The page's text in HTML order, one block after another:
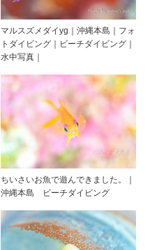
マルスズメダイyg｜沖縄本島｜フォ
トダイビング｜ビーチダイビング｜
水中写真｜
ちいさいお魚で遊んできました。｜
沖縄本島 ビーチダイビング